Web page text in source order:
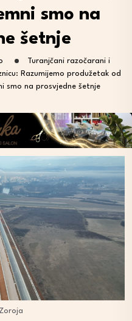
smo na
šetnje
Turanjčani razočarani i
Razumijemo produžetak od
smo na prosvjedne šetnje